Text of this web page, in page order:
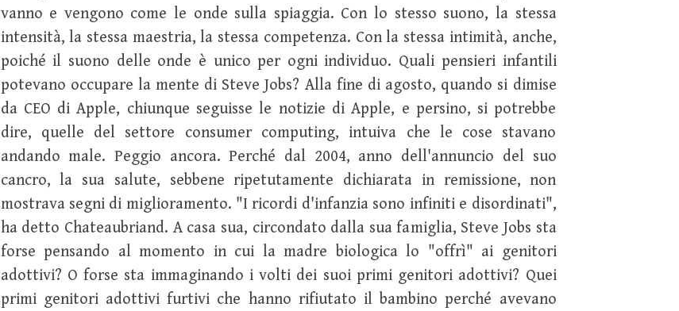
vanno e vengono come le onde sulla spiaggia. Con lo stesso suono, la stessa
intensità, la stessa maestria, la stessa competenza. Con la stessa intimità, anche,
poiché il suono delle onde è unico per ogni individuo. Quali pensieri infantili
potevano occupare la mente di Steve Jobs? Alla fine di agosto, quando si dimise
da CEO di Apple, chiunque seguisse le notizie di Apple, e persino, si potrebbe
dire, quelle del settore consumer computing, intuiva che le cose stavano
andando male. Peggio ancora. Perché dal 2004, anno dell'annuncio del suo
cancro, la sua salute, sebbene ripetutamente dichiarata in remissione, non
mostrava segni di miglioramento. "I ricordi d'infanzia sono infiniti e disordinati",
ha detto Chateaubriand. A casa sua, circondato dalla sua famiglia, Steve Jobs sta
forse pensando al momento in cui la madre biologica lo "offrì" ai genitori
adottivi? O forse sta immaginando i volti dei suoi primi genitori adottivi? Quei
primi genitori adottivi furtivi che hanno rifiutato il bambino perché avevano